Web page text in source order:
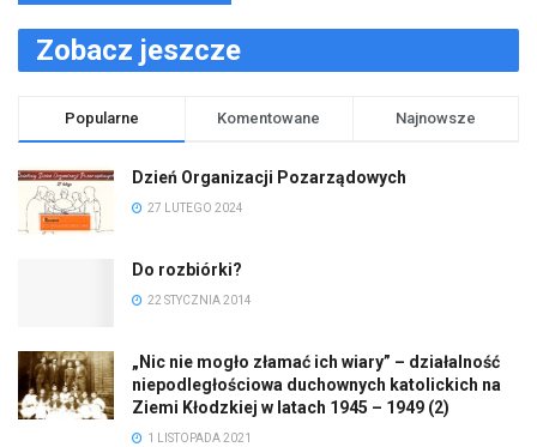
Zobacz jeszcze
Popularne Komentowane Najnowsze
Dzień Organizacji Pozarządowych
27 LUTEGO 2024
Do rozbiórki?
22 STYCZNIA 2014
„Nic nie mogło złamać ich wiary” – działalność
niepodległościowa duchownych katolickich na
Ziemi Kłodzkiej w latach 1945 – 1949 (2)
1 LISTOPADA 2021